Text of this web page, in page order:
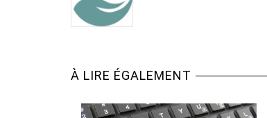
À LIRE ÉGALEMENT